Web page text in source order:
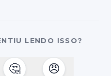
LENDO ISSO?
🤔 😠